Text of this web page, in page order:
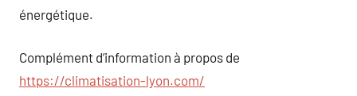
énergétique.
Complément d’information à propos de
https://climatisation-lyon.com/